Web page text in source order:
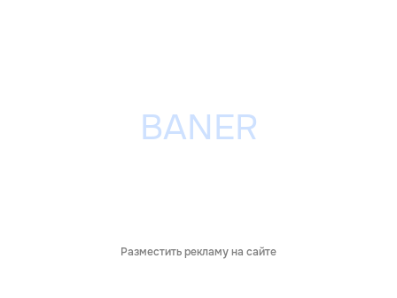
Разместить рекламу на сайте